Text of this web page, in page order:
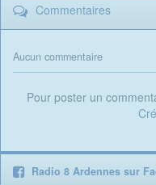
Commentaires
Aucun commentaire
Pour poster un
Radio 8 Ardennes sur